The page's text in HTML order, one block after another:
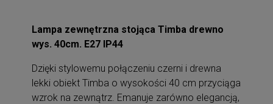
Lampa zewnętrzna stojąca Timba drewno
wys. 40cm. E27 IP44
Dzięki stylowemu połączeniu czerni i drewna
lekki obiekt Timba o wysokości 40 cm przyciąga
wzrok na zewnątrz. Emanuje zarówno elegancją,